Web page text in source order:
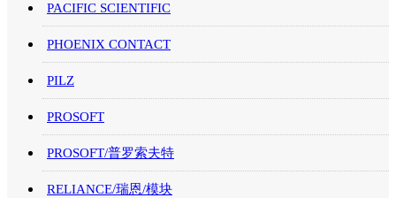
PACIFIC SCIENTIFIC
PHOENIX CONTACT
PILZ
PROSOFT
PROSOFT/普罗索夫特
RELIANCE/瑞恩/模块